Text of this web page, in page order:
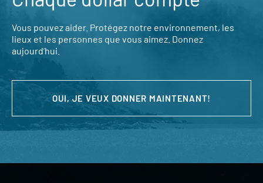
Vous pouvez aider. Protégez notre environnement, les
lieux et les personnes que vous aimez. Donnez
aujourd’hui.
OUI, JE VEUX DONNER MAINTENANT!